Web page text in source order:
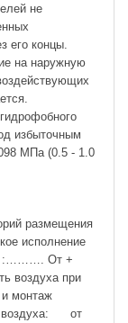
не
его концы.
на наружную
избыточным
МПа (0.5 - 1.0
размещения
исполнение
:………. От +
воздуха при
и монтаж
воздуха: от